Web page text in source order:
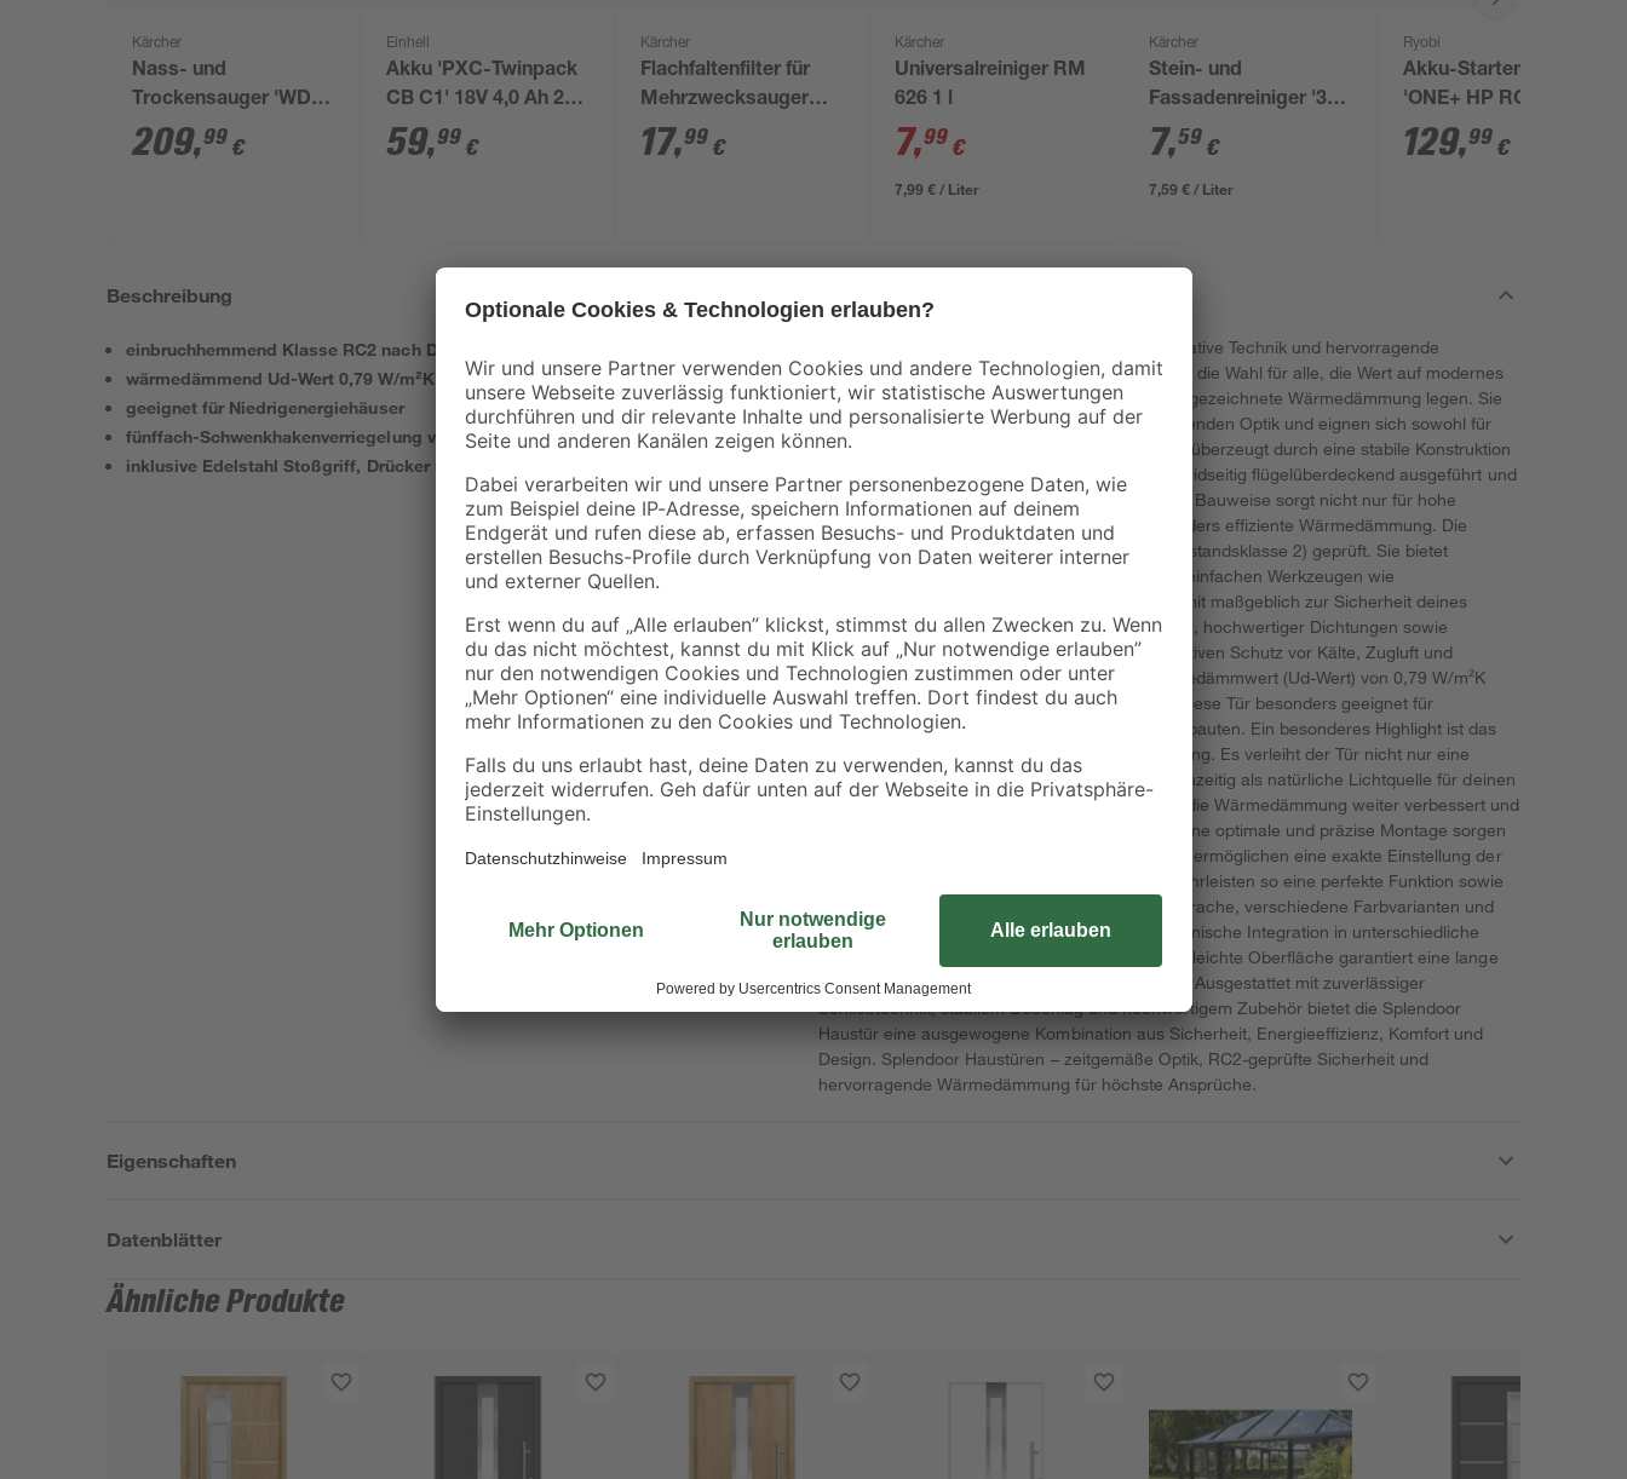
Kärcher
Nass- und
Trockensauger 'WD 6
P S V-30/6/22/T'
209,99 €
Einhell
Akku 'PXC-Twinpack
CB C1' 18V 4,0 Ah 2
Stück
59,99 €
Kärcher
Flachfaltenfilter für
Mehrzwecksauger
MV 4 bis MV 6, WD 4
bis WD 6
17,99 €
Kärcher
Universalreiniger RM
626 1 l
7,99 €
7,99 € / Liter
Kärcher
Stein- und
Fassadenreiniger '3-
in-1' RM 611 1 l
7,59 €
7,59 € / Liter
Ryobi
Akku-Starter-Set
'ONE+ HP RC18120-
150X' 18 V 5,0 Ah mit
Akku und Ladegerät
129,99 €
Beschreibung
einbruchhemmend Klasse RC2 nach DIN EN 1627
wärmedämmend Ud-Wert 0,79 W/m²K
geeignet für Niedrigenergiehäuser
fünffach-Schwenkhakenverriegelung von Winkhaus
inklusive Edelstahl Stoßgriff, Drücker und Profilzylinder
Splendoor Haustüren – modernes Design, innovative Technik und hervorragende
Wärmedämmung. Die Splendoor Haustüren sind die Wahl für alle, die Wert auf modernes
Design, solide Qualität, hohe Sicherheit und ausgezeichnete Wärmedämmung legen. Sie
vereinen funktionale Technik mit einer ansprechenden Optik und eignen sich sowohl für
Neubauten als auch für Renovierungen. Die Tür überzeugt durch eine stabile Konstruktion
mit einer Bautiefe von 67 mm. Das Türblatt ist beidseitig flügelüberdeckend ausgeführt und
mit hochwertigem PU-Hartschaum gefüllt. Diese Bauweise sorgt nicht nur für hohe
Stabilität im Alltag, sondern auch für eine besonders effiziente Wärmedämmung. Die
Haustür ist einbruchhemmend nach RC2 (Widerstandsklasse 2) geprüft. Sie bietet
erhöhten Schutz gegen Einbruchsversuche mit einfachen Werkzeugen wie
Schraubendreher, Zange oder Keil und trägt somit maßgeblich zur Sicherheit deines
Zuhauses bei. Dank der gedämmten Ausführung, hochwertiger Dichtungen sowie
moderner Konstruktion bietet die Tür einen effektiven Schutz vor Kälte, Zugluft und
Witterungseinflüssen. Der hervorragende Wärmedämmwert (Ud-Wert) von 0,79 W/m²K
reduziert spürbar deine Heizkosten und macht diese Tür besonders geeignet für
Niedrigenergiehäuser und energieeffiziente Neubauten. Ein besonderes Highlight ist das
Glaselement aus satinierter 3-fach ISO-Verglasung. Es verleiht der Tür nicht nur eine
elegante, zeitgemäße Optik, sondern dient gleichzeitig als natürliche Lichtquelle für deinen
Flur. Durch die Dreifachverglasung wird zudem die Wärmedämmung weiter verbessert und
der Energieverbrauch nachhaltig gesenkt. Für eine optimale und präzise Montage sorgen
die dreidimensional verstellbaren Türbänder. Sie ermöglichen eine exakte Einstellung der
Tür in Höhe, Breite und Anpressdruck und gewährleisten so eine perfekte Funktion sowie
langfristigen Bedienkomfort. Die klare Formensprache, verschiedene Farbvarianten und
optionale Design-Elemente erlauben eine harmonische Integration in unterschiedliche
Wohnstile – von modern bis klassisch. Die pflegeleichte Oberfläche garantiert eine lange
Lebensdauer und dauerhaft schönes Aussehen. Ausgestattet mit zuverlässiger
Schließtechnik, stabilem Beschlag und hochwertigem Zubehör bietet die Splendoor
Haustür eine ausgewogene Kombination aus Sicherheit, Energieeffizienz, Komfort und
Design. Splendoor Haustüren – zeitgemäße Optik, RC2-geprüfte Sicherheit und
hervorragende Wärmedämmung für höchste Ansprüche.
Eigenschaften
Datenblätter
Ähnliche Produkte